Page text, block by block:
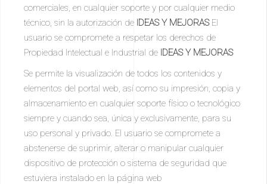
comerciales, en cualquier soporte y por cualquier medio
técnico, sin la autorización de IDEAS Y MEJORASEl
usuario se compromete a respetar los derechos de
Propiedad Intelectual e Industrial de IDEAS Y MEJORAS
Se permite la visualización de todos los contenidos y
elementos del portal web, así como su impresión, copia y
almacenamiento en cualquier soporte físico o tecnológico
siempre y cuando sea, única y exclusivamente, para su
uso personal y privado. El usuario se compromete a
abstenerse de suprimir, alterar o manipular cualquier
dispositivo de protección o sistema de seguridad que
estuviera instalado en la página web